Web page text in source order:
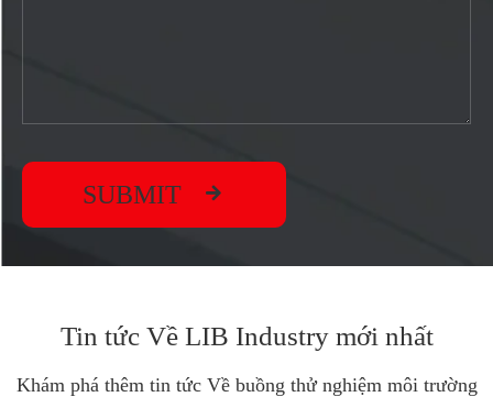
SUBMIT 
Tin tức Về LIB Industry mới nhất
Khám phá thêm tin tức Về buồng thử nghiệm môi trường